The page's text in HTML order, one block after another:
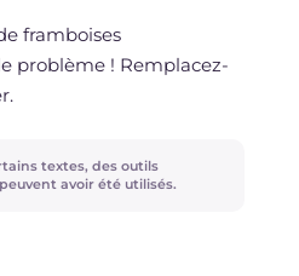
framboises
problème ! Remplacez-
textes, des outils
avoir été utilisés.